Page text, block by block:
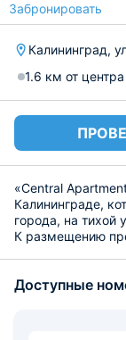
Забронировать
Калининград,
1.6 км от
«Central
Калининграде,
города, на тихой
К размещению
скоростной Wi-Fi,
Доступные